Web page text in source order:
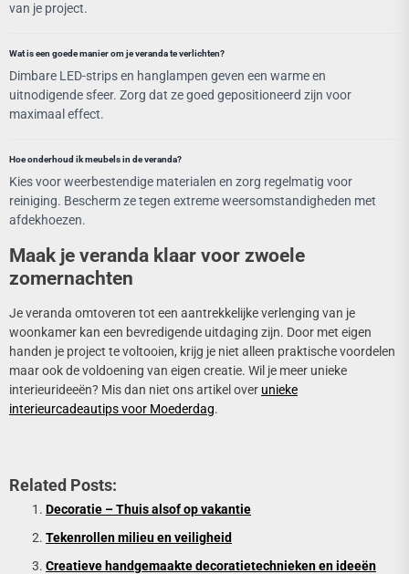
van je project.
Wat is een goede manier om je veranda te verlichten?
Dimbare LED-strips en hanglampen geven een warme en
uitnodigende sfeer. Zorg dat ze goed gepositioneerd zijn voor
maximaal effect.
Hoe onderhoud ik meubels in de veranda?
Kies voor weerbestendige materialen en zorg regelmatig voor
reiniging. Bescherm ze tegen extreme weersomstandigheden met
afdekhoezen.
Maak je veranda klaar voor zwoele
zomernachten
Je veranda omtoveren tot een aantrekkelijke verlenging van je
woonkamer kan een bevredigende uitdaging zijn. Door met eigen
handen je project te voltooien, krijg je niet alleen praktische voordelen
maar ook de voldoening van eigen creatie. Wil je meer unieke
interieurideeën? Mis dan niet ons artikel over unieke
interieurcadeautips voor Moederdag.
Related Posts:
Decoratie – Thuis alsof op vakantie
Tekenrollen milieu en veiligheid
Creatieve handgemaakte decoratietechnieken en ideeën